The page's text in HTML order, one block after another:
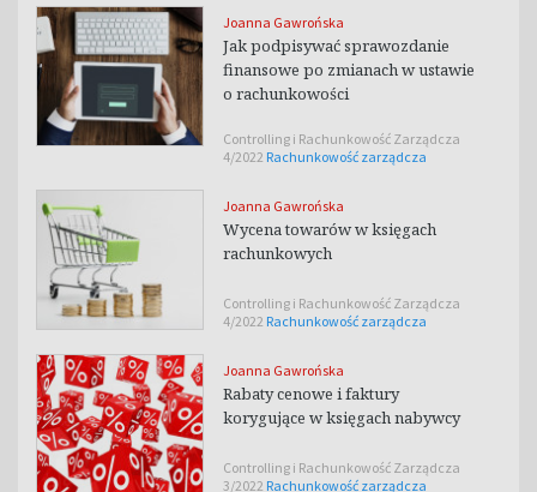
Joanna Gawrońska
Jak podpisywać sprawozdanie
finansowe po zmianach w ustawie
o rachunkowości
Controlling i Rachunkowość Zarządcza
4/2022 Rachunkowość zarządcza
Joanna Gawrońska
Wycena towarów w księgach
rachunkowych
Controlling i Rachunkowość Zarządcza
4/2022 Rachunkowość zarządcza
Joanna Gawrońska
Rabaty cenowe i faktury
korygujące w księgach nabywcy
Controlling i Rachunkowość Zarządcza
3/2022 Rachunkowość zarządcza